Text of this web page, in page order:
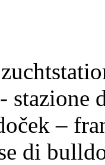
stazione
–
di